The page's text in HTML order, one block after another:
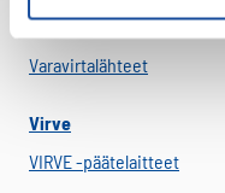
Varaosat
Varavirtalähteet
Virve
VIRVE -päätelaitteet